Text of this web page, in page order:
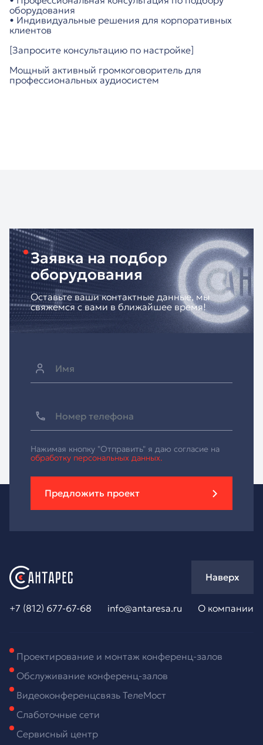
оборудования
• Индивидуальные решения для корпоративных
клиентов
[Запросите консультацию по настройке]
Мощный активный громкоговоритель для
профессиональных аудиосистем
Заявка на подбор
оборудования
Оставьте ваши контактные данные, мы
свяжемся с вами в ближайшее время!
Нажимая кнопку "Отправить" я даю согласие на
обработку персональных данных.
Предложить проект
+7 (812) 677-67-68 info@antaresa.ru О компании
Наверх
Проектирование и монтаж конференц-залов
Обслуживание конференц-залов
Видеоконференцсвязь ТелеМост
Слаботочные сети
Сервисный центр